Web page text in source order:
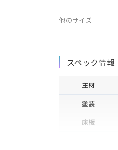
他のサイズ
スペック情報
主材
塗装
床板